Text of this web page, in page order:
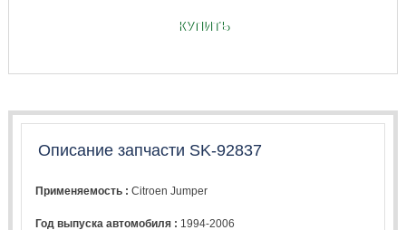
КУПИТЬ
Описание запчасти SK-92837
Применяемость :Citroen Jumper
Год выпуска автомобиля : 1994-2006